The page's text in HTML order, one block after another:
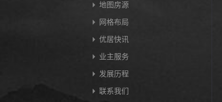
地图房源
网格布局
优居快讯
业主服务
发展历程
联系我们